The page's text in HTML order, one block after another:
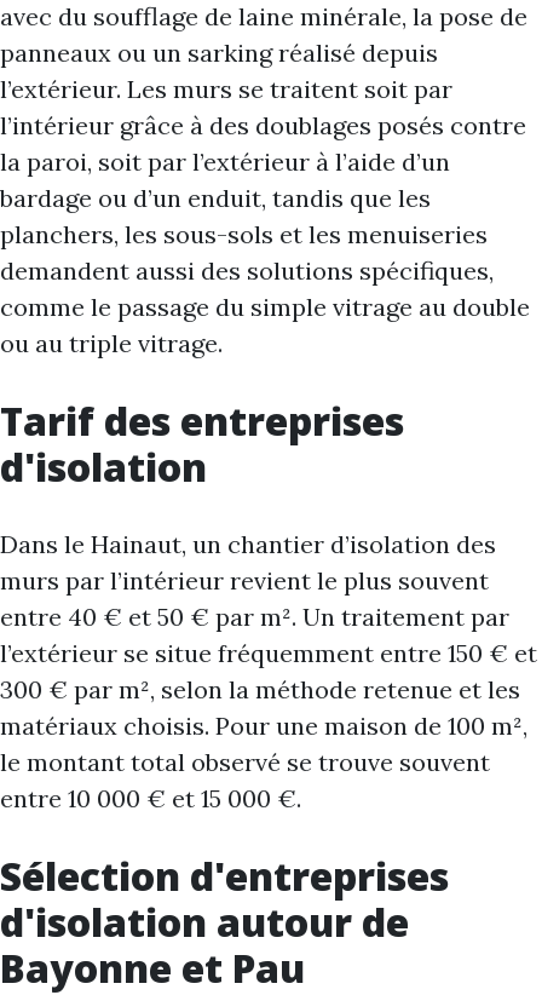
avec du soufflage de laine minérale, la pose de
panneaux ou un sarking réalisé depuis
l’extérieur. Les murs se traitent soit par
l’intérieur grâce à des doublages posés contre
la paroi, soit par l’extérieur à l’aide d’un
bardage ou d’un enduit, tandis que les
planchers, les sous-sols et les menuiseries
demandent aussi des solutions spécifiques,
comme le passage du simple vitrage au double
ou au triple vitrage.
Tarif des entreprises
d'isolation
Dans le Hainaut, un chantier d’isolation des
murs par l’intérieur revient le plus souvent
entre 40 € et 50 € par m². Un traitement par
l’extérieur se situe fréquemment entre 150 € et
300 € par m², selon la méthode retenue et les
matériaux choisis. Pour une maison de 100 m²,
le montant total observé se trouve souvent
entre 10 000 € et 15 000 €.
Sélection d'entreprises
d'isolation autour de
Bayonne et Pau